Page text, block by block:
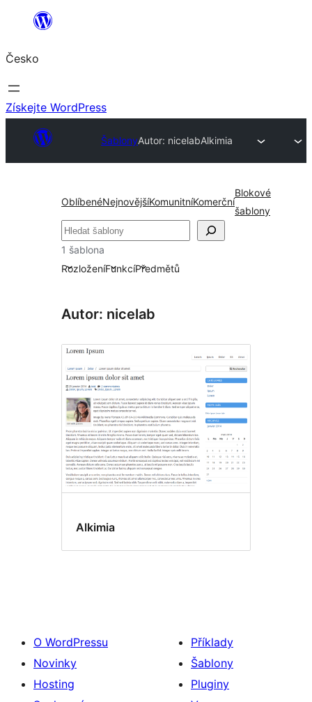
Přeskočit
obsah
Česko
Získejte WordPress
ŠablonyAutor: nicelabAlkimia
OblíbenéNejnovějšíKomunitníKomerční
Blokové
šablony
Hledat
1 šablona
RozloženíFunkcíPředmětů
Autor: nicelab
Alkimia
O WordPressu
Novinky
Hosting
Příklady
Šablony
Pluginy